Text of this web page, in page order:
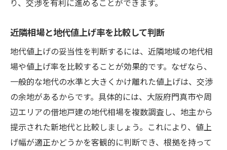
近隣相場と地代値上げ率を比較して判断
地代値上げの妥当性を判断するには、近隣地域の地代相
場や値上げ率を比較することが効果的です。なぜなら、
一般的な地代の水準と大きくかけ離れた値上げは、交渉
の余地があるからです。具体的には、大阪府門真市や周
辺エリアの借地戸建の地代相場を複数調査し、地主から
提示された新地代と比較しましょう。これにより、値上
げ幅が適正かどうかを客観的に判断でき、根拠を持って